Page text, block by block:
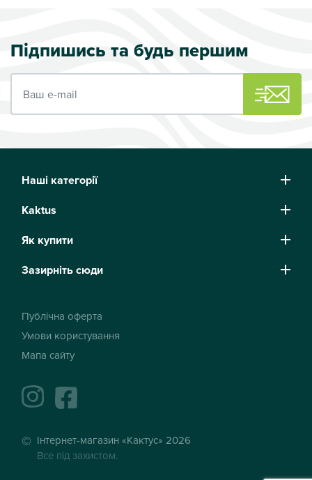
Підпишись та будь першим
Наші категорії
Kaktus
Як купити
Зазирніть сюди
Публічна оферта
Умови користування
Мапа сайту
instagramfacebook
Інтернет-магазин «Кактус» 2026
Все під захистом.